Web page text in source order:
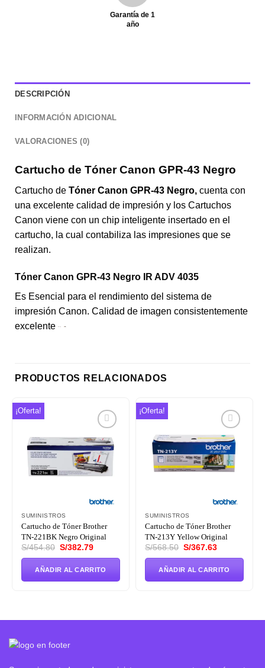
Garantía de 1
año
DESCRIPCIÓN
INFORMACIÓN ADICIONAL
VALORACIONES (0)
Cartucho de Tóner Canon GPR-43 Negro
Cartucho de Tóner Canon GPR-43 Negro, cuenta con
una excelente calidad de impresión y los Cartuchos
Canon viene con un chip inteligente insertado en el
cartucho, la cual contabiliza las impresiones que se
realizan.
Tóner Canon GPR-43 Negro IR ADV 4035
Es Esencial para el rendimiento del sistema de
impresión Canon. Calidad de imagen consistentemente
excelente
PRODUCTOS RELACIONADOS
¡Oferta!
Añadir
a la
lista de
deseos
SUMINISTROS
Cartucho de Tóner Brother
TN-221BK Negro Original
S/454.80 El
era:
S/382.79El
es:
S/382.79.
AÑADIR AL CARRITO
¡Oferta!
Añadir
a la
lista de
deseos
SUMINISTROS
Cartucho de Tóner Brother
TN-213Y Yellow Original
S/568.50 El
era:
S/367.63El
es:
S/367.63.
AÑADIR AL CARRITO